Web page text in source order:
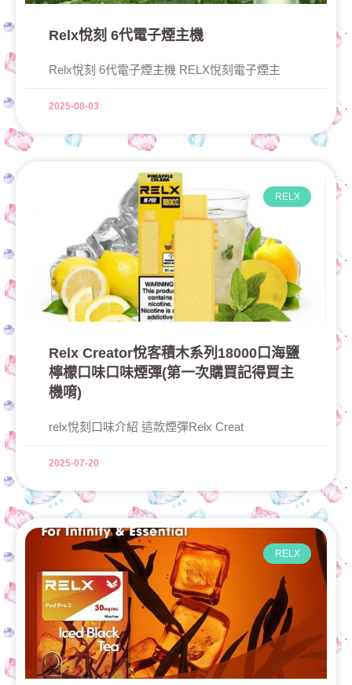
Relx悅刻 6代電子煙主機
Relx悅刻 6代電子煙主機 RELX悅刻電子煙主
2025-08-03
RELX
Relx Creator悅客積木系列18000口海鹽
檸檬口味口味煙彈(第一次購買記得買主
機唷)
relx悅刻口味介紹 這款煙彈Relx Creat
2025-07-20
RELX